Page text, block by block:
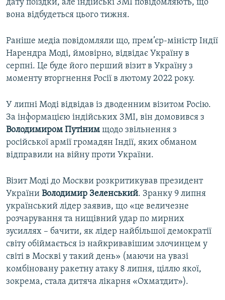
дату поїздки, але індійські ЗМІ повідомляють, що
вона відбудеться цього тижня.
Раніше медіа повідомляли що, прем’єр-міністр Індії
Нарендра Моді, ймовірно, відвідає Україну в
серпні. Це буде його перший візит в Україну з
моменту вторгнення Росії в лютому 2022 року.
У липні Моді відвідав із дводенним візитом Росію.
За інформацією індійських ЗМІ, він домовився з
Володимиром Путіним щодо звільнення з
російської армії громадян Індії, яких обманом
відправили на війну проти України.
Візит Моді до Москви розкритикував президент
України Володимир Зеленський. Зранку 9 липня
український лідер заявив, що «це величезне
розчарування та нищівний удар по мирних
зусиллях – бачити, як лідер найбільшої демократії
світу обіймається із найкривавішим злочинцем у
світі в Москві у такий день» (маючи на увазі
комбіновану ракетну атаку 8 липня, ціллю якої,
зокрема, стала дитяча лікарня «Охматдит»).